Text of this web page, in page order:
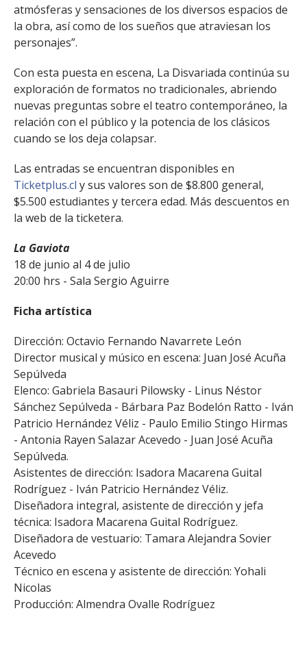
atmósferas y sensaciones de los diversos espacios de
la obra, así como de los sueños que atraviesan los
personajes”.
Con esta puesta en escena, La Disvariada continúa su
exploración de formatos no tradicionales, abriendo
nuevas preguntas sobre el teatro contemporáneo, la
relación con el público y la potencia de los clásicos
cuando se los deja colapsar.
Las entradas se encuentran disponibles en
Ticketplus.cl y sus valores son de $8.800 general,
$5.500 estudiantes y tercera edad. Más descuentos en
la web de la ticketera.
La Gaviota
18 de junio al 4 de julio
20:00 hrs - Sala Sergio Aguirre
Ficha artística
Dirección: Octavio Fernando Navarrete León
Director musical y músico en escena: Juan José Acuña
Sepúlveda
Elenco: Gabriela Basauri Pilowsky - Linus Néstor
Sánchez Sepúlveda - Bárbara Paz Bodelón Ratto - Iván
Patricio Hernández Véliz - Paulo Emilio Stingo Hirmas
- Antonia Rayen Salazar Acevedo - Juan José Acuña
Sepúlveda.
Asistentes de dirección: Isadora Macarena Guital
Rodríguez - Iván Patricio Hernández Véliz.
Diseñadora integral, asistente de dirección y jefa
técnica: Isadora Macarena Guital Rodríguez.
Diseñadora de vestuario: Tamara Alejandra Sovier
Acevedo
Técnico en escena y asistente de dirección: Yohali
Nicolas
Producción: Almendra Ovalle Rodríguez